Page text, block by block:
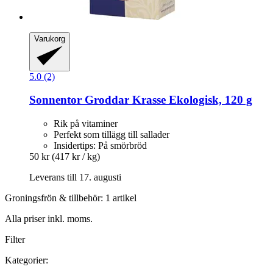
Varukorg
5.0 (2)
Sonnentor Groddar Krasse Ekologisk, 120 g
Rik på vitaminer
Perfekt som tillägg till sallader
Insidertips: På smörbröd
50 kr (417 kr / kg)
Leverans till 17. augusti
Groningsfrön & tillbehör: 1 artikel
Alla priser inkl. moms.
Filter
Kategorier: